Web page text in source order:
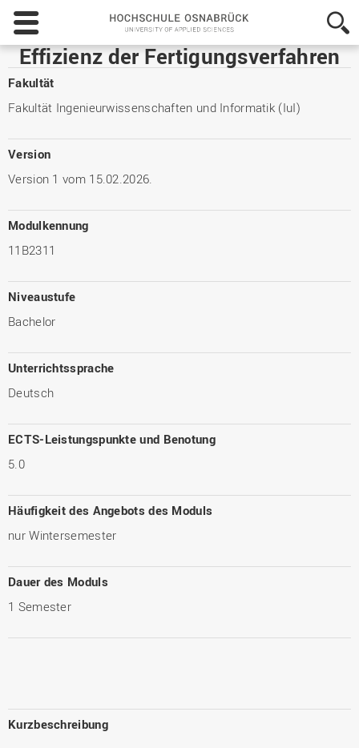
Hochschule
Osnabrück
-
University
Sciences
Effizienz der Fertigungsverfahren
Fakultät
Fakultät Ingenieurwissenschaften und Informatik (IuI)
Version
Version 1 vom 15.02.2026.
Modulkennung
11B2311
Niveaustufe
Bachelor
Unterrichtssprache
Deutsch
ECTS-Leistungspunkte und Benotung
5.0
Häufigkeit des Angebots des Moduls
nur Wintersemester
Dauer des Moduls
1 Semester
Kurzbeschreibung